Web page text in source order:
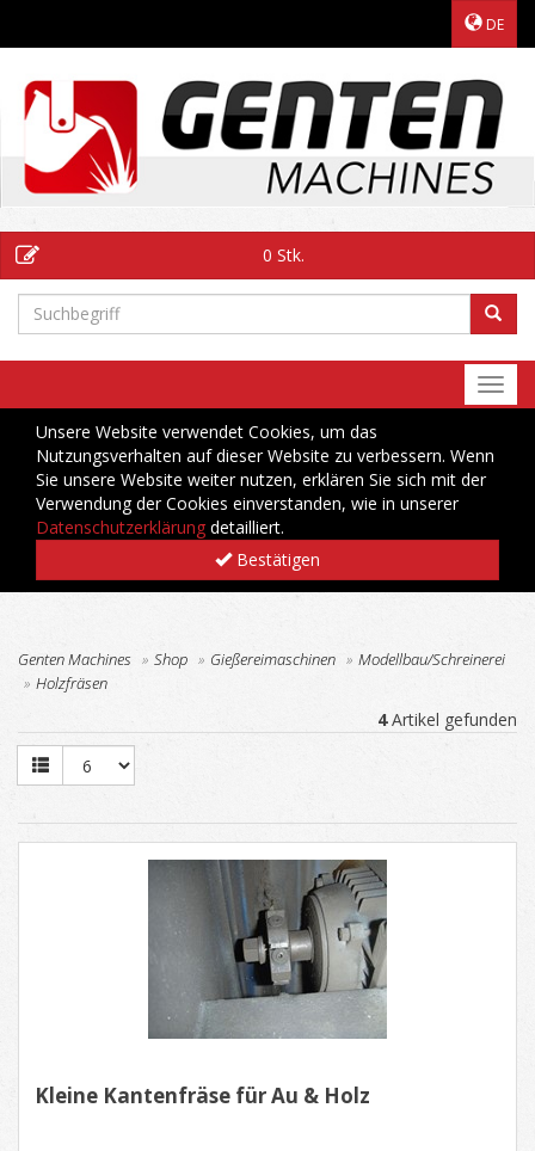
DE
0 Stk.
Unsere Website verwendet Cookies, um das
Nutzungsverhalten auf dieser Website zu verbessern. Wenn
Sie unsere Website weiter nutzen, erklären Sie sich mit der
Verwendung der Cookies einverstanden, wie in unserer
Datenschutzerklärung detailliert.
Bestätigen
Genten Machines Shop Gießereimaschinen
Modellbau/Schreinerei
Holzfräsen
4Artikel gefunden
Kleine Kantenfräse für Au & Holz